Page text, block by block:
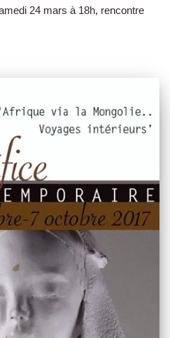
24 mars à 18h, rencontre